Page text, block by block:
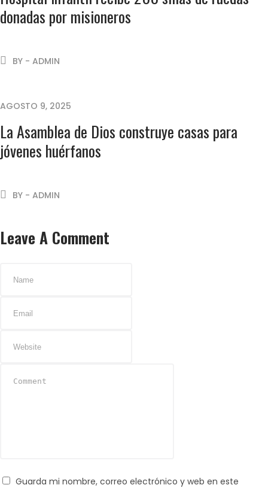
donadas por misioneros
BY - ADMIN
AGOSTO 9, 2025
La Asamblea de Dios construye casas para
jóvenes huérfanos
BY - ADMIN
Leave A Comment
Guarda mi nombre, correo electrónico y web en este